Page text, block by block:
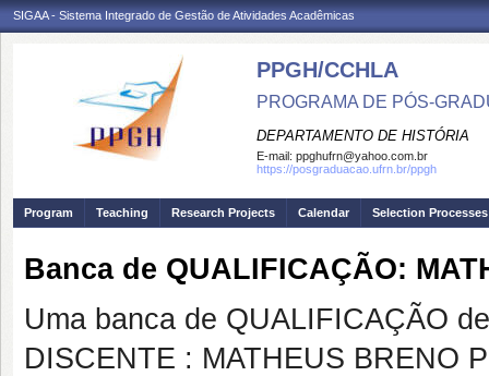
SIGAA - Sistema Integrado de Gestão de Atividades Acadêmicas
PPGH/CCHLA
PROGRAMA DE PÓS-
DEPARTAMENTO DE HISTÓRIA
E-mail: ppghufrn@yahoo.com.br
https://posgraduacao.ufrn.br/ppgh
Program Teaching Research Projects Calendar Selection Processes
Banca de QUALIFICAÇÃO:
Uma banca de QUALIFICAÇÃO
DISCENTE : MATHEUS BRENO